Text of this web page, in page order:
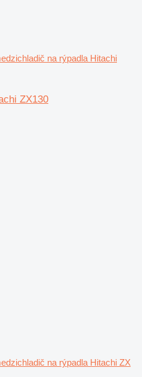
na rýpadla Hitachi
ZX130
na rýpadla Hitachi ZX